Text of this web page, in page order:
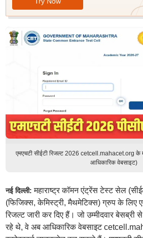
एमएचटी सीईटी रिजल्ट 2026 cetcell.mahacet.org
आधिकारिक वेबसाइट)
नई दिल्ली:महाराष्ट्र कॉमन एंट्रेंस टेस्ट सेल
(फिजिक्स, केमिस्ट्री, मैथमेटिक्स) ग्रुप के लिए
रिजल्ट जारी कर दिए हैं। जो उम्मीदवार बेसब्री
रहे थे, वे अब आधिकारिक वेबसाइट